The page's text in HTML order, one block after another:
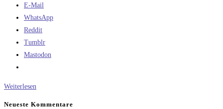
E-Mail
WhatsApp
Reddit
Tumblr
Mastodon
Weiterlesen
Neueste Kommentare